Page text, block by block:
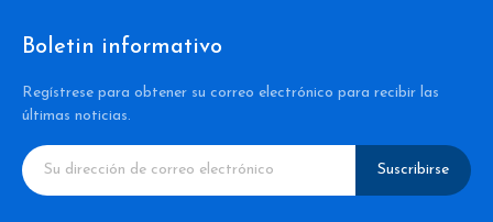
Boletin informativo
Regístrese para obtener su correo electrónico para recibir las
últimas noticias.
Suscribirse